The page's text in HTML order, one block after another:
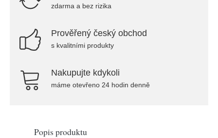
zdarma a bez rizika
Prověřený český obchod
s kvalitními produkty
Nakupujte kdykoli
máme otevřeno 24 hodin denně
Popis produktu